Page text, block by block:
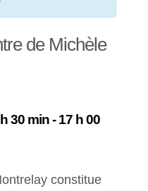
de Michèle
30 min-17 h 00
constitue